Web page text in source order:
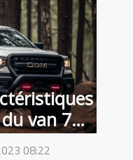
van 7
08:22